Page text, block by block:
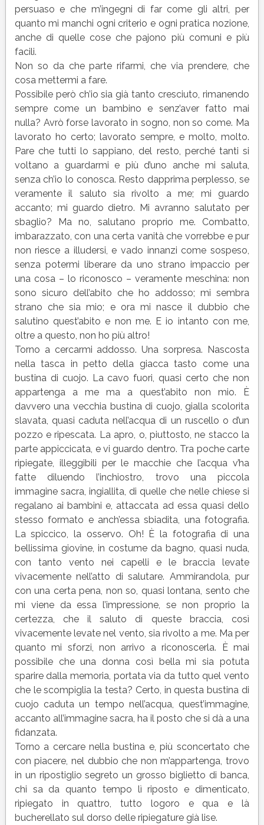
persuaso e che m’ingegni di far come gli altri, per
quanto mi manchi ogni criterio e ogni pratica nozione,
anche di quelle cose che pajono più comuni e più
facili.
Non so da che parte rifarmi, che via prendere, che
cosa mettermi a fare.
Possibile però ch’io sia già tanto cresciuto, rimanendo
sempre come un bambino e senz’aver fatto mai
nulla? Avrò forse lavorato in sogno, non so come. Ma
lavorato ho certo; lavorato sempre, e molto, molto.
Pare che tutti lo sappiano, del resto, perché tanti si
voltano a guardarmi e più d’uno anche mi saluta,
senza ch’io lo conosca. Resto dapprima perplesso, se
veramente il saluto sia rivolto a me; mi guardo
accanto; mi guardo dietro. Mi avranno salutato per
sbaglio? Ma no, salutano proprio me. Combatto,
imbarazzato, con una certa vanità che vorrebbe e pur
non riesce a illudersi, e vado innanzi come sospeso,
senza potermi liberare da uno strano impaccio per
una cosa – lo riconosco – veramente meschina: non
sono sicuro dell’abito che ho addosso; mi sembra
strano che sia mio; e ora mi nasce il dubbio che
salutino quest’abito e non me. E io intanto con me,
oltre a questo, non ho più altro!
Torno a cercarmi addosso. Una sorpresa. Nascosta
nella tasca in petto della giacca tasto come una
bustina di cuojo. La cavo fuori, quasi certo che non
appartenga a me ma a quest’abito non mio. È
davvero una vecchia bustina di cuojo, gialla scolorita
slavata, quasi caduta nell’acqua di un ruscello o d’un
pozzo e ripescata. La apro, o, piuttosto, ne stacco la
parte appiccicata, e vi guardo dentro. Tra poche carte
ripiegate, illeggibili per le macchie che l’acqua v’ha
fatte diluendo l’inchiostro, trovo una piccola
immagine sacra, ingiallita, di quelle che nelle chiese si
regalano ai bambini e, attaccata ad essa quasi dello
stesso formato e anch’essa sbiadita, una fotografia.
La spiccico, la osservo. Oh! È la fotografia di una
bellissima giovine, in costume da bagno, quasi nuda,
con tanto vento nei capelli e le braccia levate
vivacemente nell’atto di salutare. Ammirandola, pur
con una certa pena, non so, quasi lontana, sento che
mi viene da essa l’impressione, se non proprio la
certezza, che il saluto di queste braccia, così
vivacemente levate nel vento, sia rivolto a me. Ma per
quanto mi sforzi, non arrivo a riconoscerla. È mai
possibile che una donna così bella mi sia potuta
sparire dalla memoria, portata via da tutto quel vento
che le scompiglia la testa? Certo, in questa bustina di
cuojo caduta un tempo nell’acqua, quest’immagine,
accanto all’immagine sacra, ha il posto che si dà a una
fidanzata.
Torno a cercare nella bustina e, più sconcertato che
con piacere, nel dubbio che non m’appartenga, trovo
in un ripostiglio segreto un grosso biglietto di banca,
chi sa da quanto tempo lì riposto e dimenticato,
ripiegato in quattro, tutto logoro e qua e là
bucherellato sul dorso delle ripiegature già lise.